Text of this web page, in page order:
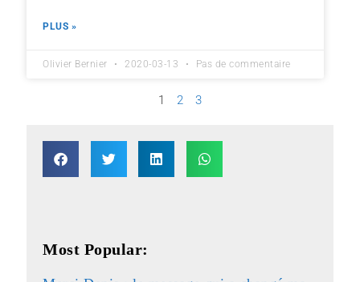
PLUS »
Olivier Bernier 2020-03-13 Pas de commentaire
1 2 3
Most Popular: